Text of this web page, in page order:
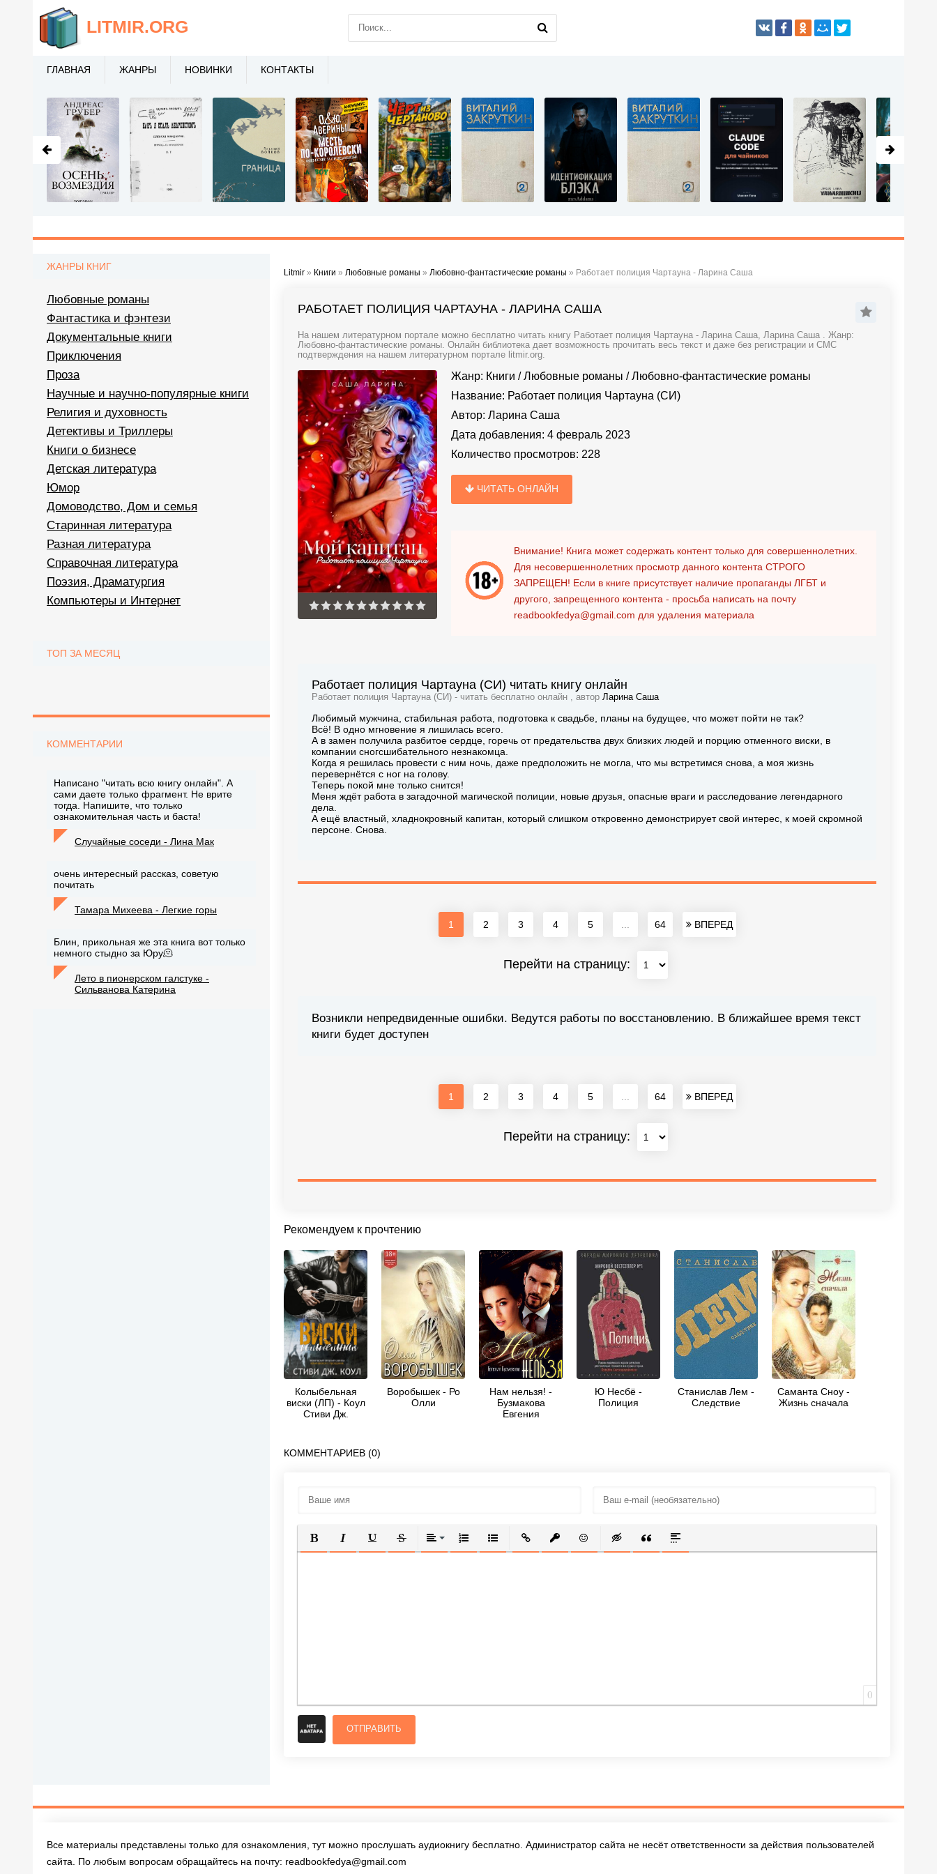
Litmir » Книги » Любовные романы » Любовно-фантастические романы » Работает полиция Чартауна - Ларина Саша
РАБОТАЕТ ПОЛИЦИЯ ЧАРТАУНА - ЛАРИНА САША
На нашем литературном портале можно бесплатно читать книгу Работает полиция Чартауна - Ларина Саша, Ларина Саша . Жанр:
Любовно-фантастические романы. Онлайн библиотека дает возможность прочитать весь текст и даже без регистрации и СМС
подтверждения на нашем литературном портале litmir.org.
Жанр: Книги /Любовные романы /Любовно-фантастические романы
Название: Работает полиция Чартауна (СИ)
Автор: Ларина Саша
Дата добавления: 4 февраль 2023
Количество просмотров: 228
ЧИТАТЬ ОНЛАЙН
Внимание! Книга может содержать контент только для совершеннолетних.
Для несовершеннолетних просмотр данного контента СТРОГО
ЗАПРЕЩЕН! Если в книге присутствует наличие пропаганды ЛГБТ и
другого, запрещенного контента - просьба написать на почту
readbookfedya@gmail.com для удаления материала
Работает полиция Чартауна (СИ) читать книгу онлайн
Работает полиция Чартауна (СИ) - читать бесплатно онлайн , автор Ларина Саша
Любимый мужчина, стабильная работа, подготовка к свадьбе, планы на будущее, что может пойти не так?
Всё! В одно мгновение я лишилась всего.
А в замен получила разбитое сердце, горечь от предательства двух близких людей и порцию отменного виски, в
компании сногсшибательного незнакомца.
Когда я решилась провести с ним ночь, даже предположить не могла, что мы встретимся снова, а моя жизнь
перевернётся с ног на голову.
Теперь покой мне только снится!
Меня ждёт работа в загадочной магической полиции, новые друзья, опасные враги и расследование легендарного
дела.
А ещё властный, хладнокровный капитан, который слишком откровенно демонстрирует свой интерес, к моей скромной
персоне. Снова.
1 2 3 4 5 64 ВПЕРЕД
Перейти на страницу:
Возникли непредвиденные ошибки. Ведутся работы по восстановлению. В ближайшее время текст
книги будет доступен
1 2 3 4 5 64 ВПЕРЕД
Перейти на страницу:
Рекомендуем к прочтению
Колыбельная
виски (ЛП) - Коул
Стиви Дж.
Воробышек - Ро
Олли
Нам нельзя! -
Бузмакова
Евгения
Ю Несбё -
Полиция
Станислав Лем -
Следствие
Саманта Сноу -
Жизнь сначала
КОММЕНТАРИЕВ (0)
ПОЛУЖИРНЫЙ
КУРСИВПОДЧЕРКНУТЫЙ
ЗАЧЕРКНУТЫЙВЫРАВНИВАНИЕ
НУМЕРОВАННЫЙ СПИСОК
МАРКИРОВАННЫЙ СПИСОК
ВСТАВИТЬ ССЫЛКУ
ВСТАВИТЬ ЗАЩИЩЕННУЮ ССЫЛКУ
ВСТАВИТЬ СМАЙЛИК
ВСТАВКА СКРЫТОГО ТЕКСТА
ВСТАВКА ЦИТАТЫ
ВСТАВКА СПОЙЛЕРА
0
ОТПРАВИТЬ
ЖАНРЫ КНИГ
Любовные романы
Фантастика и фэнтези
Документальные книги
Приключения
Проза
Научные и научно-популярные книги
Религия и духовность
Детективы и Триллеры
Книги о бизнесе
Детская литература
Юмор
Домоводство, Дом и семья
Старинная литература
Разная литература
Справочная литература
Поэзия, Драматургия
Компьютеры и Интернет
ТОП ЗА МЕСЯЦ
КОММЕНТАРИИ
Написано "читать всю книгу онлайн". А
сами даете только фрагмент. Не врите
тогда. Напишите, что только
ознакомительная часть и баста!
Случайные соседи - Лина Мак
очень интересный рассказ, советую
почитать
Тамара Михеева - Легкие горы
Блин, прикольная же эта книга вот только
немного стыдно за Юру🫠
Лето в пионерском галстуке -
Сильванова Катерина
LITMIR.ORG
ГЛАВНАЯ ЖАНРЫ НОВИНКИ КОНТАКТЫ
Все материалы представлены только для ознакомления, тут можно прослушать аудиокнигу бесплатно. Администратор сайта не несёт ответственности за действия пользователей
сайта. По любым вопросам обращайтесь на почту: readbookfedya@gmail.com